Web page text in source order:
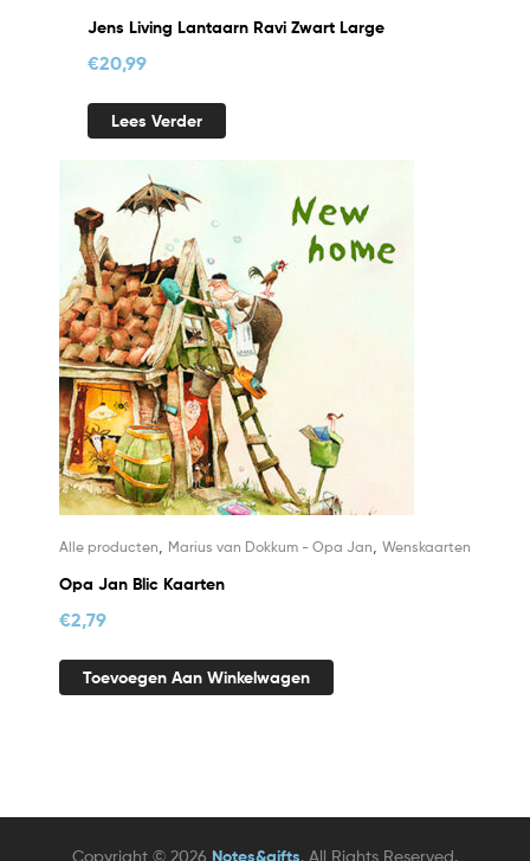
Jens Living Lantaarn Ravi Zwart Large
€20,99
Lees Verder
Alle producten Marius van Dokkum - Opa Jan Wenskaarten
Opa Jan Blic Kaarten
€2,79
Toevoegen Aan Winkelwagen
Copyright © 2026 Notes&gifts. All Rights Reserved.